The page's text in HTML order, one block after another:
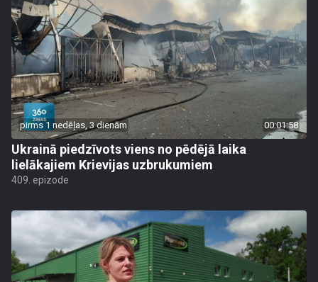
pirms 1 nedēļas, 3 dienām 00:01:58
Ukrainā piedzīvots viens no pēdējā laika
lielākajiem Krievijas uzbrukumiem
409. epizode